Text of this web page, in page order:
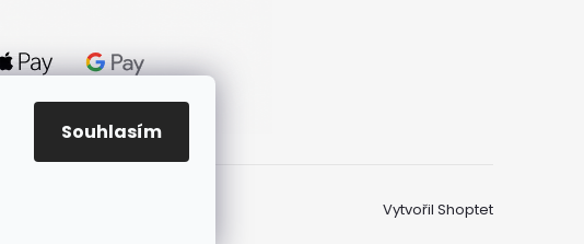
Souhlasím
Vytvořil Shoptet